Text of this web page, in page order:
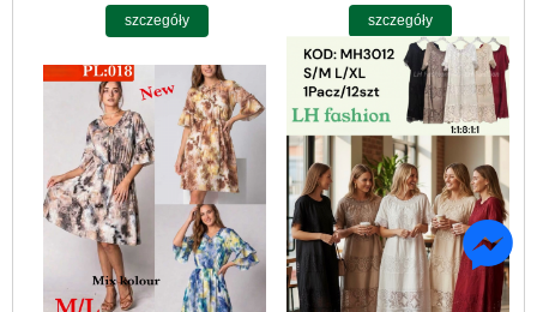
szczegóły szczegóły